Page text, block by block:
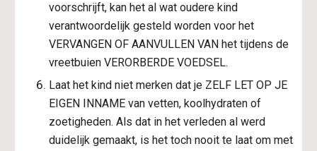
voorschrijft, kan het al wat oudere kind
verantwoordelijk gesteld worden voor het
VERVANGEN OF AANVULLEN VAN het tijdens de
vreetbuien VERORBERDE VOEDSEL.
Laat het kind niet merken dat je ZELF LET OP JE
EIGEN INNAME van vetten, koolhydraten of
zoetigheden. Als dat in het verleden al werd
duidelijk gemaakt, is het toch nooit te laat om met